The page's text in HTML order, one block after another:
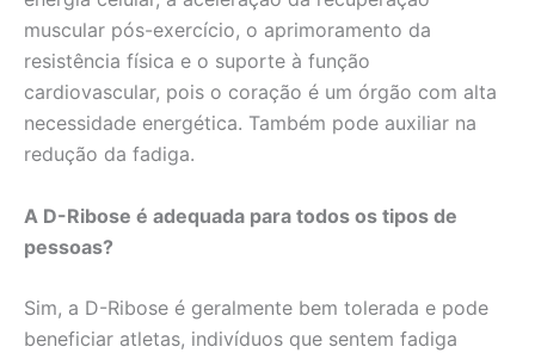
muscular pós-exercício, o aprimoramento da
resistência física e o suporte à função
cardiovascular, pois o coração é um órgão com alta
necessidade energética. Também pode auxiliar na
redução da fadiga.
A D-Ribose é adequada para todos os tipos de
pessoas?
Sim, a D-Ribose é geralmente bem tolerada e pode
beneficiar atletas, indivíduos que sentem fadiga